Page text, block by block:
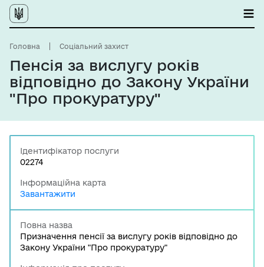
Головна Соціальний захист
Пенсія за вислугу років
відповідно до Закону України
"Про прокуратуру"
Ідентифікатор послуги
02274
Інформаційна карта
Завантажити
Повна назва
Призначення пенсії за вислугу років відповідно до
Закону України "Про прокуратуру"